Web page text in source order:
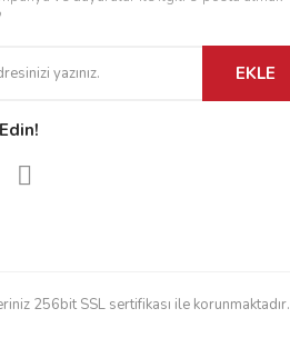
EKLE
256bit SSL sertifikası ile korunmaktadır.